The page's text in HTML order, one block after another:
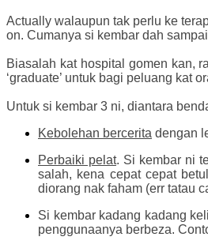
Actually walaupun tak perlu ke
on. Cumanya si kembar dah
Biasalah kat hospital gomen kan,
‘graduate’ untuk bagi peluang kat
Untuk si kembar 3 ni, diantara
Kebolehan bercerita dengan
Perbaiki pelat. Si kembar ni
salah, kena cepat cepat
diorang nak faham (err tatau
Si kembar kadang kadang
penggunaanya berbeza.